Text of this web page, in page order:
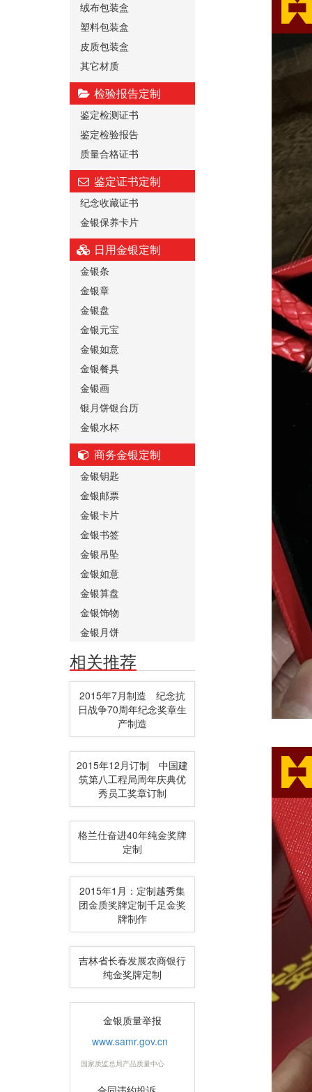
绒布包装盒
塑料包装盒
皮质包装盒
其它材质
检验报告定制
鉴定检测证书
鉴定检验报告
质量合格证书
鉴定证书定制
纪念收藏证书
金银保养卡片
日用金银定制
金银条
金银章
金银盘
金银元宝
金银如意
金银餐具
金银画
银月饼银台历
金银水杯
商务金银定制
金银钥匙
金银邮票
金银卡片
金银书签
金银吊坠
金银如意
金银算盘
金银饰物
金银月饼
相关推荐
2015年7月制造 纪念抗
日战争70周年纪念奖章生
产制造
2015年12月订制 中国建
筑第八工程局周年庆典优
秀员工奖章订制
格兰仕奋进40年纯金奖牌
定制
2015年1月：定制越秀集
团金质奖牌定制千足金奖
牌制作
吉林省长春发展农商银行
纯金奖牌定制
金银质量举报
www.samr.gov.cn
国家质监总局产品质量中心